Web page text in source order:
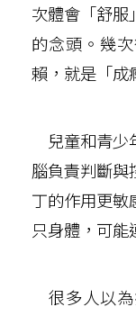
次體會「舒服
的念頭。幾
賴，就是「成
兒童和青少
腦負責判斷與
丁的作用更敏
只身體，可能
很多人以為